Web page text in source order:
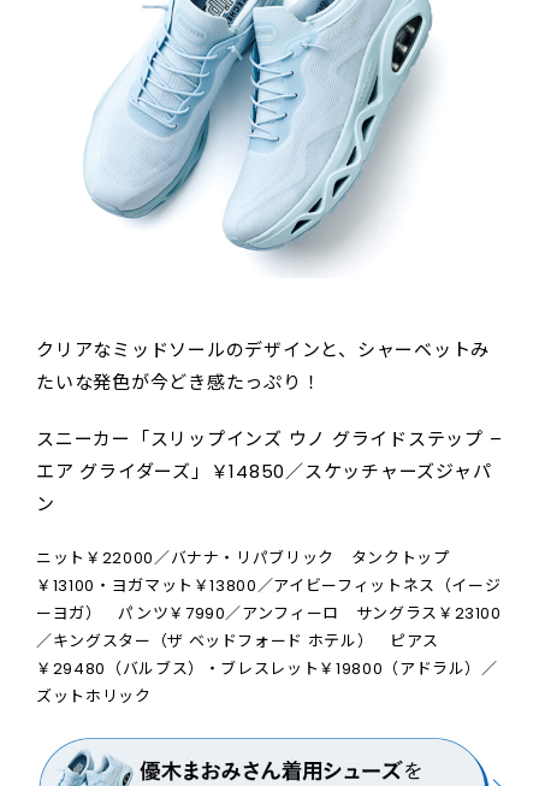
クリアなミッドソールのデザインと、シャーベットみ
たいな発色が今どき感たっぷり！
スニーカー「スリップインズ ウノ グライドステップ –
エア グライダーズ」￥14850／スケッチャーズジャパ
ン
ニット￥22000／バナナ・リパブリック タンクトップ
￥13100・ヨガマット￥13800／アイビーフィットネス（イージ
ーヨガ） パンツ￥7990／アンフィーロ サングラス￥23100
／キングスター（ザ ベッドフォード ホテル） ピアス
￥29480（バルブス）・ブレスレット￥19800（アドラル）／
ズットホリック